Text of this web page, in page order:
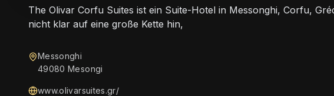
The Olivar Corfu Suites ist ein Suite-Hotel in Messonghi, Corfu,
nicht klar auf eine große Kette hin,
Messonghi
49080 Mesongi
www.olivarsuites.gr/